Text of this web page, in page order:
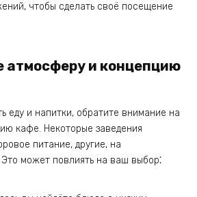
чтобы сделать своё посещение
атмосферу и концепцию
еду и напитки, обратите внимание на
кафе. Некоторые заведения
питание, другие, на
может повлиять на ваш выбор⁚